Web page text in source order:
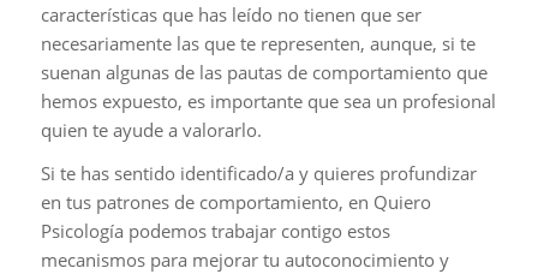
características que has leído no tienen que ser
necesariamente las que te representen, aunque, si te
suenan algunas de las pautas de comportamiento que
hemos expuesto, es importante que sea un profesional
quien te ayude a valorarlo.
Si te has sentido identificado/a y quieres profundizar
en tus patrones de comportamiento, en Quiero
Psicología podemos trabajar contigo estos
mecanismos para mejorar tu autoconocimiento y